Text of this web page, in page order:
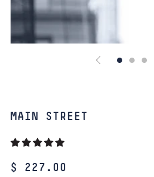
MAIN STREET
PRECIO
$ 227.00